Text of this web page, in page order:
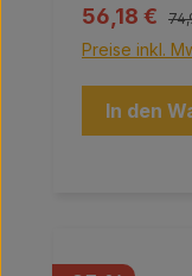
ihre
Technologie,
einem
56,18 €
Preise inkl.
In den